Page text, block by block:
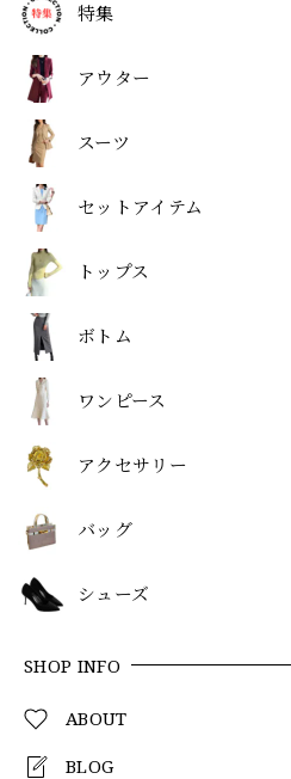
特集
アウター
スーツ
セットアイテム
トップス
ボトム
ワンピース
アクセサリー
バッグ
シューズ
SHOP INFO
ABOUT
BLOG